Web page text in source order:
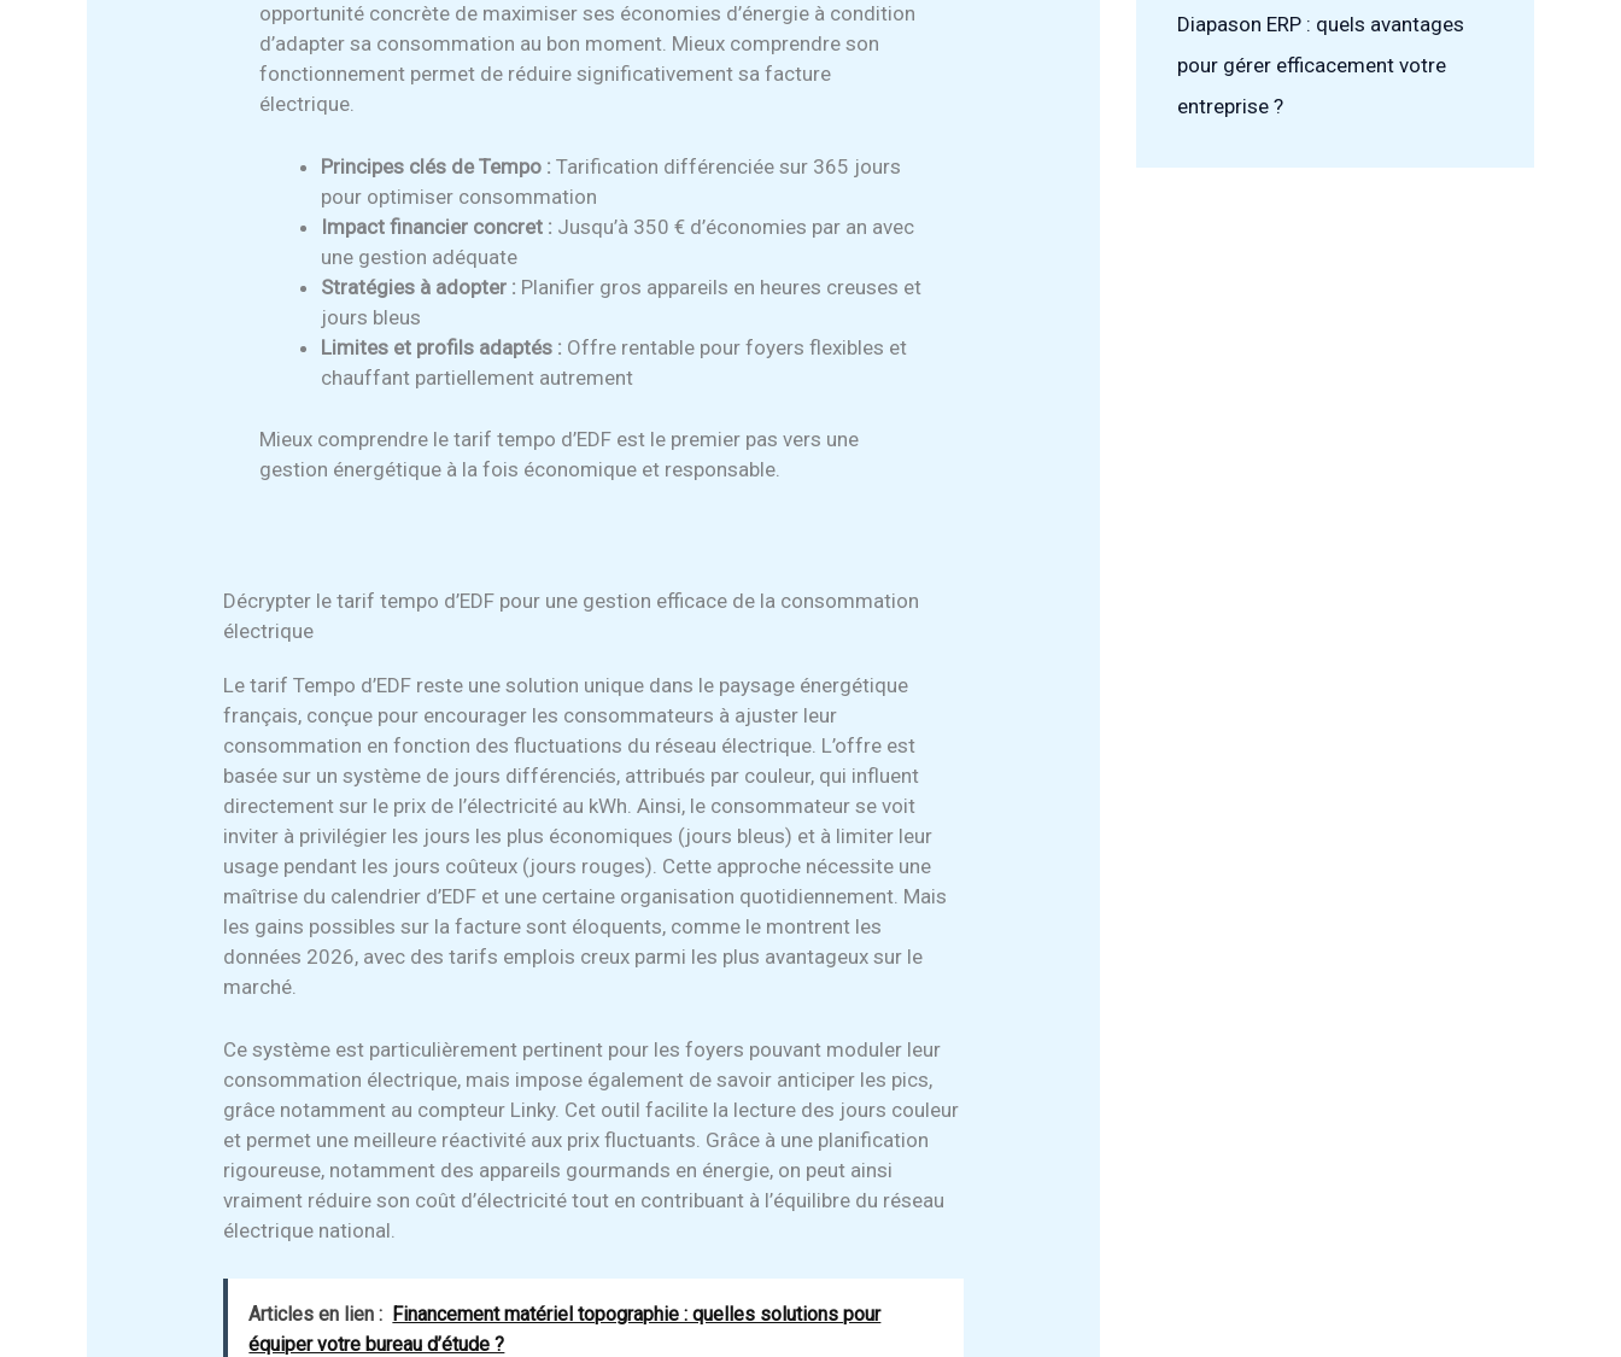
opportunité concrète de maximiser ses économies d’énergie à condition
d’adapter sa consommation au bon moment. Mieux comprendre son
fonctionnement permet de réduire significativement sa facture
électrique.
Principes clés de Tempo : Tarification différenciée sur 365 jours
pour optimiser consommation
Impact financier concret : Jusqu’à 350 € d’économies par an avec
une gestion adéquate
Stratégies à adopter : Planifier gros appareils en heures creuses et
jours bleus
Limites et profils adaptés : Offre rentable pour foyers flexibles et
chauffant partiellement autrement
Mieux comprendre le tarif tempo d’EDF est le premier pas vers une
gestion énergétique à la fois économique et responsable.
Décrypter le tarif tempo d’EDF pour une gestion efficace de la consommation
électrique
Le tarif Tempo d’EDF reste une solution unique dans le paysage énergétique
français, conçue pour encourager les consommateurs à ajuster leur
consommation en fonction des fluctuations du réseau électrique. L’offre est
basée sur un système de jours différenciés, attribués par couleur, qui influent
directement sur le prix de l’électricité au kWh. Ainsi, le consommateur se voit
inviter à privilégier les jours les plus économiques (jours bleus) et à limiter leur
usage pendant les jours coûteux (jours rouges). Cette approche nécessite une
maîtrise du calendrier d’EDF et une certaine organisation quotidiennement. Mais
les gains possibles sur la facture sont éloquents, comme le montrent les
données 2026, avec des tarifs emplois creux parmi les plus avantageux sur le
marché.
Ce système est particulièrement pertinent pour les foyers pouvant moduler leur
consommation électrique, mais impose également de savoir anticiper les pics,
grâce notamment au compteur Linky. Cet outil facilite la lecture des jours couleur
et permet une meilleure réactivité aux prix fluctuants. Grâce à une planification
rigoureuse, notamment des appareils gourmands en énergie, on peut ainsi
vraiment réduire son coût d’électricité tout en contribuant à l’équilibre du réseau
électrique national.
Articles en lien : Financement matériel topographie : quelles solutions pour
équiper votre bureau d’étude ?
Diapason ERP : quels avantages
pour gérer efficacement votre
entreprise ?